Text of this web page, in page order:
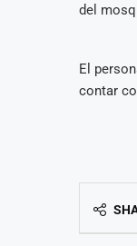
del
El
contar